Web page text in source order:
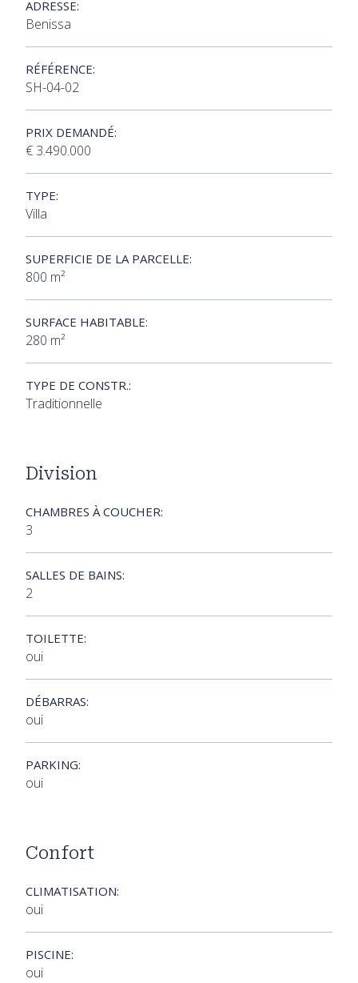
ADRESSE:
Benissa
RÉFÉRENCE:
SH-04-02
PRIX DEMANDÉ:
€ 3.490.000
TYPE:
Villa
SUPERFICIE DE LA PARCELLE:
800 m²
SURFACE HABITABLE:
280 m²
TYPE DE CONSTR.:
Traditionnelle
Division
CHAMBRES À COUCHER:
3
SALLES DE BAINS:
2
TOILETTE:
oui
DÉBARRAS:
oui
PARKING:
oui
Confort
CLIMATISATION:
oui
PISCINE:
oui